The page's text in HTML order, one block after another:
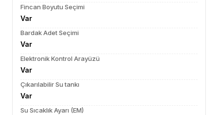
Fincan Boyutu Seçimi
Var
Bardak Adet Seçimi
Var
Elektronik Kontrol Arayüzü
Var
Çıkarılabilir Su tankı
Var
Su Sıcaklık Ayarı (EM)